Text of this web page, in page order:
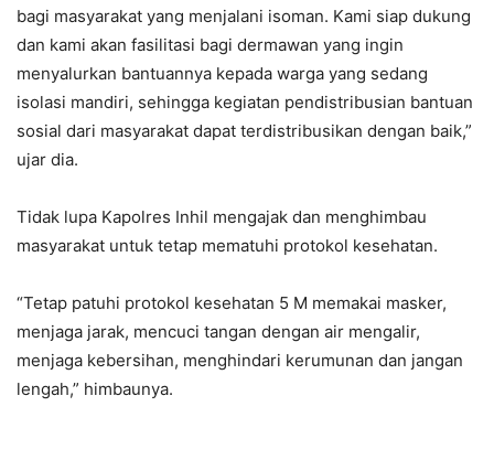
bagi masyarakat yang menjalani isoman. Kami siap dukung
dan kami akan fasilitasi bagi dermawan yang ingin
menyalurkan bantuannya kepada warga yang sedang
isolasi mandiri, sehingga kegiatan pendistribusian bantuan
sosial dari masyarakat dapat terdistribusikan dengan baik,”
ujar dia.
Tidak lupa Kapolres Inhil mengajak dan menghimbau
masyarakat untuk tetap mematuhi protokol kesehatan.
“Tetap patuhi protokol kesehatan 5 M memakai masker,
menjaga jarak, mencuci tangan dengan air mengalir,
menjaga kebersihan, menghindari kerumunan dan jangan
lengah,” himbaunya.